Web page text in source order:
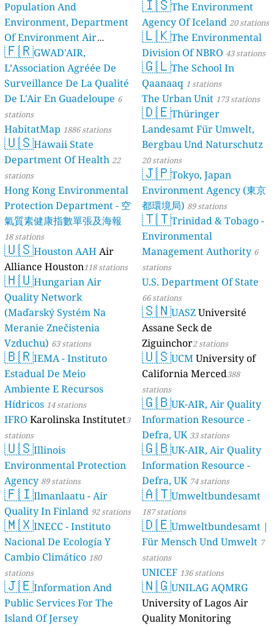
Population And
Environment, Department
Of Environment Air
Quality Monitoring
stations
🇫🇷GWAD'AIR,
L’Association Agréée De
Surveillance De La Qualité
De L'Air En Guadeloupe 6
stations
HabitatMap 1886 stations
🇺🇸Hawaii State
Department Of Health 22
stations
Hong Kong Environmental
Protection Department - 空
氣質素健康指數單張及海報
18 stations
🇺🇸Houston AAH Air
Alliance Houston118 stations
🇭🇺Hungarian Air
Quality Network
(Maďarský Systém Na
Meranie Znečistenia
Vzduchu) 63 stations
🇧🇷IEMA - Instituto
Estadual De Meio
Ambiente E Recursos
Hídricos 14 stations
IFRO Karolinska Institutet3
stations
🇺🇸Illinois
Environmental Protection
Agency 89 stations
🇫🇮Ilmanlaatu - Air
Quality In Finland 92 stations
🇲🇽INECC - Instituto
Nacional De Ecología Y
Cambio Climático 180
stations
🇯🇪Information And
Public Services For The
Island Of Jersey
🇮🇸The Environment
Agency Of Iceland 20 stations
🇱🇰The Environmental
Division Of NBRO 43 stations
🇬🇱The School In
Qaanaaq 1 stations
The Urban Unit 173 stations
🇩🇪Thüringer
Landesamt Für Umwelt,
Bergbau Und Naturschutz
20 stations
🇯🇵Tokyo, Japan
Environment Agency (東京
都環境局) 89 stations
🇹🇹Trinidad & Tobago -
Environmental
Management Authority 6
stations
U.S. Department Of State
66 stations
🇸🇳UASZUniversité
Assane Seck de
Ziguinchor2 stations
🇺🇸UCMUniversity of
California Merced388
stations
🇬🇧UK-AIR, Air Quality
Information Resource -
Defra, UK 33 stations
🇬🇧UK-AIR, Air Quality
Information Resource -
Defra, UK 74 stations
🇦🇹Umweltbundesamt
187 stations
🇩🇪Umweltbundesamt |
Für Mensch Und Umwelt 7
stations
UNICEF 136 stations
🇳🇬UNILAG AQMRG
University of Lagos Air
Quality Monitoring